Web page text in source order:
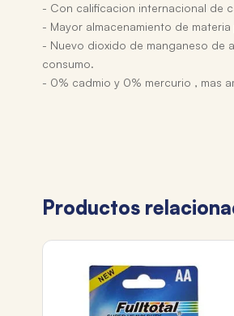
- Con calificacion internacional de
- Mayor almacenamiento de
- Nuevo dioxido de manganeso de
consumo.
- 0% cadmio y 0% mercurio , mas
Productos